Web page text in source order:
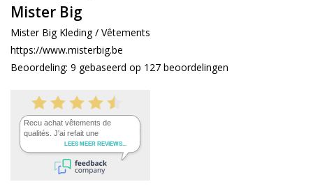
Mister Big
Mister Big Kleding / Vêtements
https://www.misterbig.be
Beoordeling: 9 gebaseerd op 127 beoordelingen